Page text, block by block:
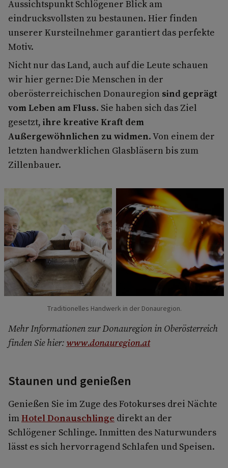
Aussichtspunkt Schlögener Blick am
eindrucksvollsten zu bestaunen. Hier finden
unserer Kursteilnehmer garantiert das perfekte
Motiv.
Nicht nur das Land, auch auf die Leute schauen
wir hier gerne: Die Menschen in der
oberösterreichischen Donauregion sind geprägt
vom Leben am Fluss. Sie haben sich das Ziel
gesetzt, ihre kreative Kraft dem
Außergewöhnlichen zu widmen. Von einem der
letzten handwerklichen Glasbläsern bis zum
Zillenbauer.
Traditionelles Handwerk in der Donauregion.
Mehr Informationen zur Donauregion in Oberösterreich
finden Sie hier: www.donauregion.at
Staunen und genießen
Genießen Sie im Zuge des Fotokurses drei Nächte
imHotel Donauschlinge direkt an der
Schlögener Schlinge. Inmitten des Naturwunders
lässt es sich hervorragend Schlafen und Speisen.